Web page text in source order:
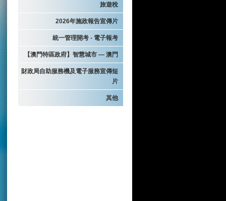
旅遊稅
2026年施政報告宣傳片
統一管理開考 - 電子報考
【澳門特區政府】智慧城市 — 澳門
財政局自助服務機及電子服務宣傳短
片
其他